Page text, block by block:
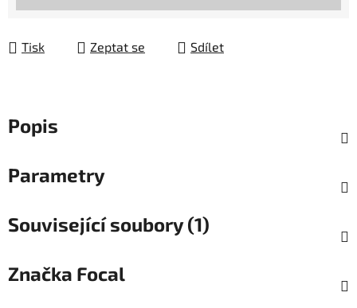
Tisk Zeptat se Sdílet
Popis
Parametry
Související soubory (1)
Značka Focal